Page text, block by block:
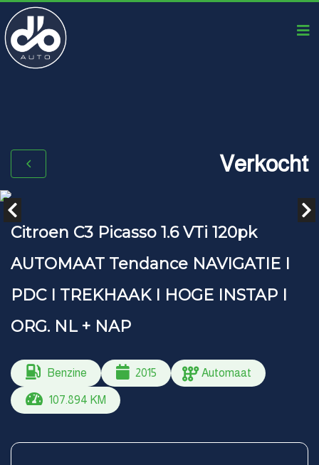
Verkocht
Citroen C3 Picasso 1.6 VTi 120pk
AUTOMAAT Tendance NAVIGATIE I
PDC I TREKHAAK I HOGE INSTAP I
ORG. NL + NAP
Benzine 2015 Automaat
107.894 KM